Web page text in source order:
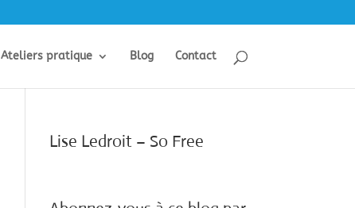
Ateliers pratique Blog Contact
Lise Ledroit – So Free